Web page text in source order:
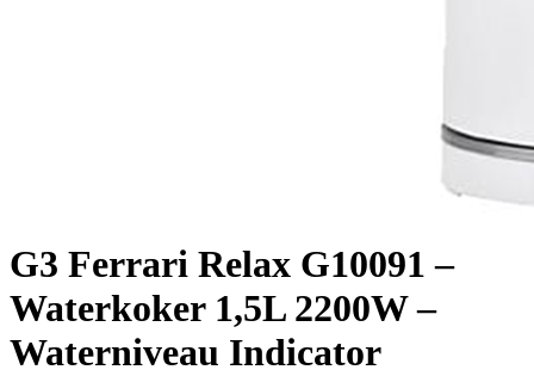
G3 Ferrari Relax G10091 –
Waterkoker 1,5L 2200W –
Waterniveau Indicator